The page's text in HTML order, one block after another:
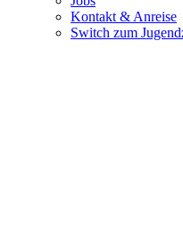
Kontakt & Anreise
Switch zum